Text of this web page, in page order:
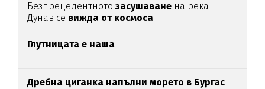
Безпрецедентнотозасушаване на река
Дунав се вижда от космоса
Глутницата е наша
Дребна циганка напълни морето в Бургас